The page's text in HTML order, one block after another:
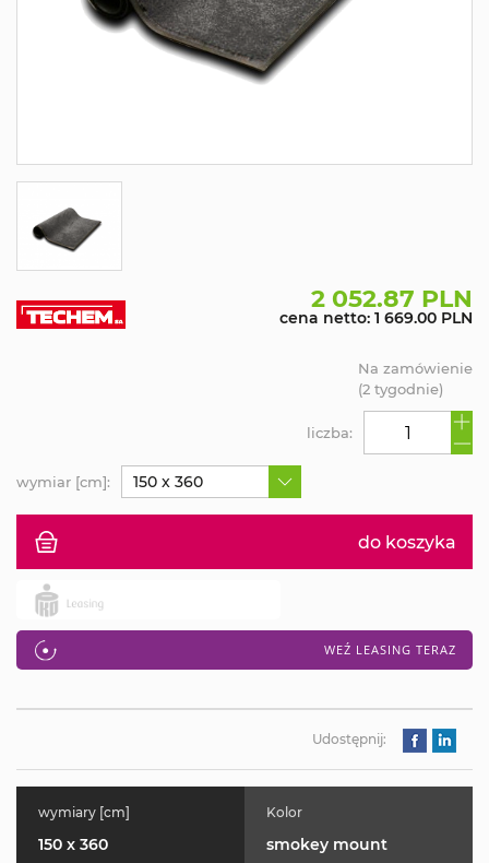
2 052.87 PLN
cena netto: 1 669.00 PLN
do koszyka
WEŹ LEASING TERAZ
liczba:
Na zamówienie
(2 tygodnie)
wymiar [cm]: 150 x 360
Udostępnij:
wymiary [cm]
150 x 360
Kolor
smokey mount